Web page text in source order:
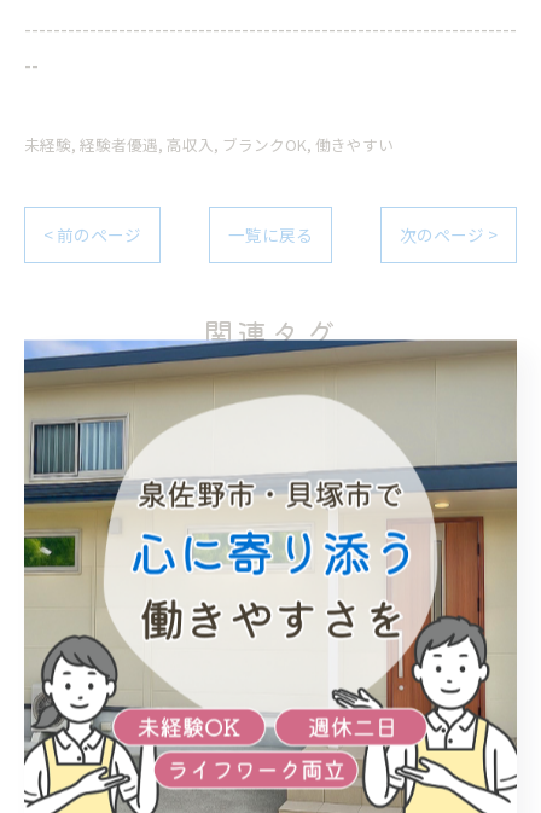
--------------------------------------------------------------------
--
未経験 経験者優遇 高収入 ブランクOK 働きやすい
< 前のページ 一覧に戻る 次のページ >
関連タグ
#入居者募集
#グループホーム
カテゴリー Categories
未経験
経験者優遇